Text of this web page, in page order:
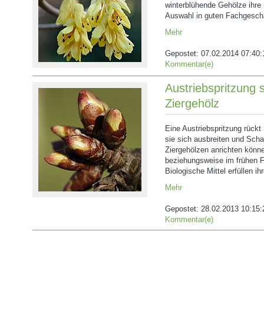
winterblühende Gehölze
Auswahl in guten
Mehr
Gepostet: 07.02.2014
Kommentar(e)
Austriebspritzung
Ziergehölz
Eine Austriebspritzung
sie sich ausbreiten und
Ziergehölzen anrichten
beziehungsweise im frühen
Biologische Mittel erfüllen
Mehr
Gepostet: 28.02.2013
Kommentar(e)